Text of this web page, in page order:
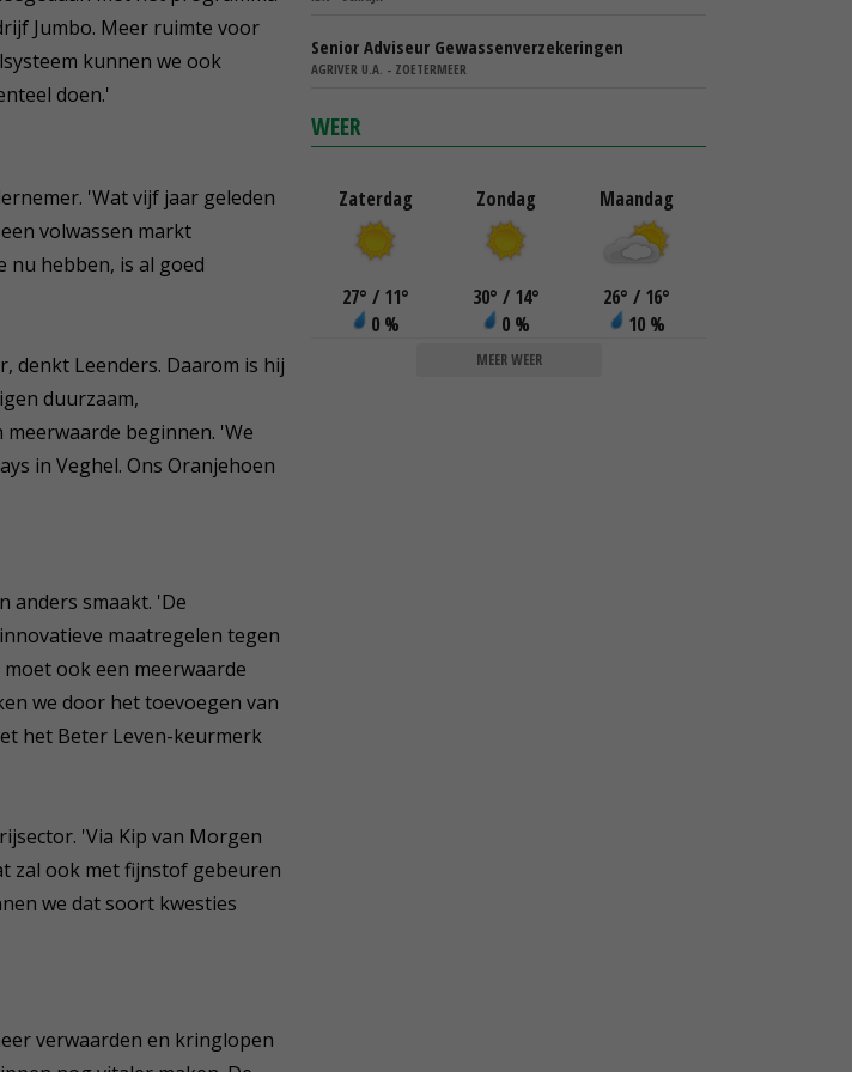
Jumbo. Meer ruimte voor
kunnen we ook
doen.'
'Wat vijf jaar geleden
volwassen markt
nu hebben, is al goed
denkt Leenders. Daarom is hij
duurzaam,
beginnen. 'We
in Veghel. Ons Oranjehoen
anders smaakt. 'De
maatregelen tegen
ook een meerwaarde
we door het toevoegen van
het Beter Leven-keurmerk
'Via Kip van Morgen
zal ook met fijnstof gebeuren
we dat soort kwesties
verwaarden en kringlopen
Senior Adviseur Gewassenverzekeringen
AGRIVER U.A. - ZOETERMEER
WEER
Zaterdag
27° / 11°
0 %
Zondag
30° / 14°
0 %
Maandag
26° / 16°
10 %
MEER WEER